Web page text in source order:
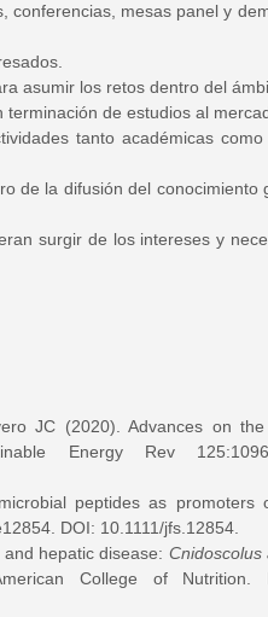
mesas panel y
asumir los retos dentro del
de estudios al
tanto académicas
de la difusión del conocimiento
surgir de los intereses y
JC (2020). Advances on
Energy Rev
peptides as promoters
DOI: 10.1111/jfs.12854.
hepatic disease: Cnidoscolus
College of Nutrition.